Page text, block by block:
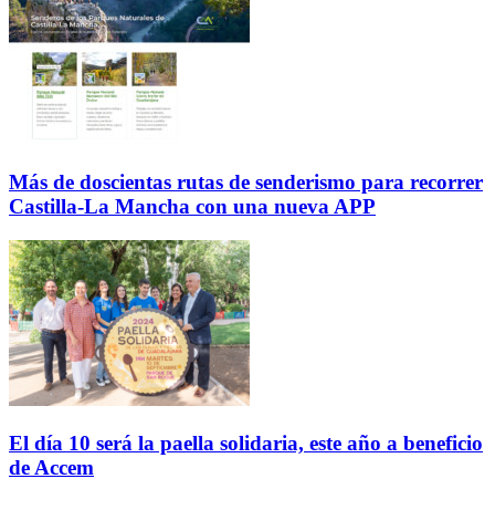
Más de doscientas rutas de senderismo para recorrer
Castilla-La Mancha con una nueva APP
El día 10 será la paella solidaria, este año a beneficio
de Accem